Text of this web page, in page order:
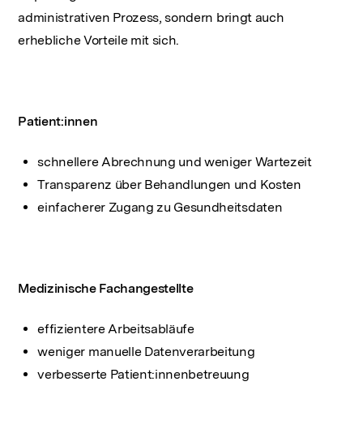
administrativen Prozess, sondern bringt auch
erhebliche Vorteile mit sich.
Patient:innen
schnellere Abrechnung und weniger Wartezeit
Transparenz über Behandlungen und Kosten
einfacherer Zugang zu Gesundheitsdaten
Medizinische Fachangestellte
effizientere Arbeitsabläufe
weniger manuelle Datenverarbeitung
verbesserte Patient:innenbetreuung